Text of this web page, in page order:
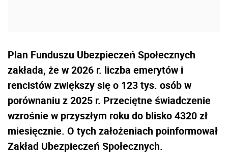
Plan Funduszu Ubezpieczeń Społecznych
zakłada, że w 2026 r. liczba emerytów i
rencistów zwiększy się o 123 tys. osób w
porównaniu z 2025 r. Przeciętne świadczenie
wzrośnie w przyszłym roku do blisko 4320 zł
miesięcznie. O tych założeniach poinformował
Zakład Ubezpieczeń Społecznych.